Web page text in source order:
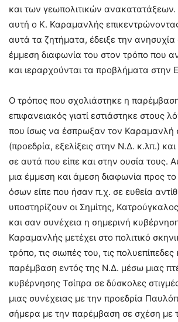
και των γεωπολιτικών
αυτή ο Κ. Καραμανλής επικεντρώνοντας
αυτά τα ζητήματα, έδειξε την
έμμεση διαφωνία του στον τρόπο που
και ιεραρχούνται τα προβλήματα στην
Ο τρόπος που σχολιάστηκε η
επιφανειακός γιατί εστιάστηκε στους
που ίσως να έσπρωξαν τον Καραμανλή
(προεδρία, εξελίξεις στην Ν.Δ. κ.λπ.)
σε αυτά που είπε και στην ουσία τους.
μια έμμεση και άμεση διαφωνία προς
όσων είπε που ήσαν π.χ. σε ευθεία
υποστηρίζουν οι Σημίτης,
και σαν συνέχεια η σημερινή
Καραμανλής μετέχει στο πολιτικό
τρόπο, τις σιωπές του, τις πολυεπίπεδες
παρέμβαση εντός της Ν.Δ. μέσω μιας
κυβέρνησης Τσίπρα σε δύσκολες
μιας συνέχειας με την προεδρία
σήμερα με την παρέμβαση σε σχέση με